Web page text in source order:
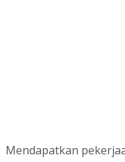
Mendapatkan